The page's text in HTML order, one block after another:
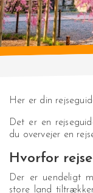
Her er din
Det er en
du overvejer en
Hvorfor
Der er uendeligt
store land